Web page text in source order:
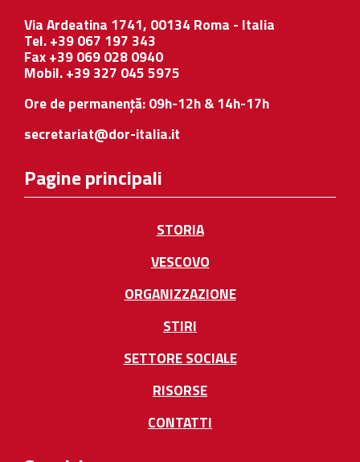
Via Ardeatina 1741, 00134 Roma - Italia
Tel. +39 067 197 343
Fax +39 069 028 0940
Mobil. +39 327 045 5975
Ore de permanență: 09h-12h & 14h-17h
secretariat@dor-italia.it
Pagine principali
STORIA
VESCOVO
ORGANIZZAZIONE
STIRI
SETTORE SOCIALE
RISORSE
CONTATTI